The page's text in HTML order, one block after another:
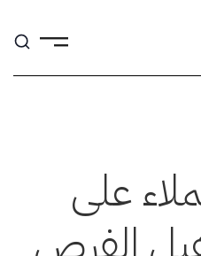
على